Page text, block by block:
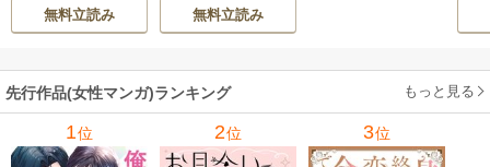
無料立読み
子（エブリスタ）
無料立読み
先行作品(女性マンガ)ランキング もっと見る
1位 2位 3位